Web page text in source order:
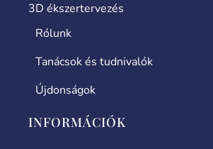
3D ékszertervezés
Rólunk
Tanácsok és tudnivalók
Újdonságok
INFORMÁCIÓK